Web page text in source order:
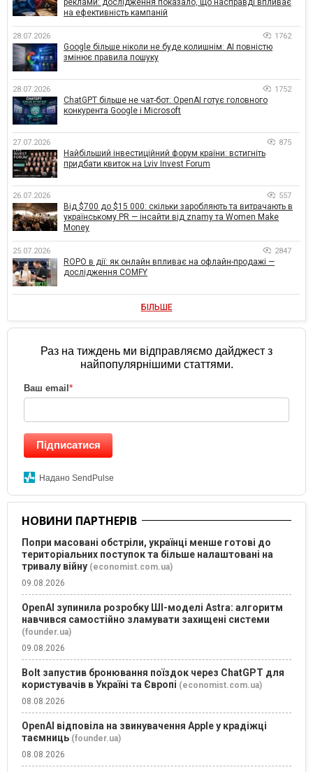
на ефективність кампаній
28.07.2026 1762
Google більше ніколи не буде колишнім: AI повністю
змінює правила пошуку
28.07.2026 1752
ChatGPT більше не чат-бот: OpenAI готує головного
конкурента Google і Microsoft
27.07.2026 875
Найбільший інвестиційний форум країни: встигніть
придбати квиток на Lviv Invest Forum
26.07.2026 557
Від $700 до $15 000: скільки заробляють та витрачають в
українському PR — інсайти від znamy та Women Make
Money
25.07.2026 2847
ROPO в дії: як онлайн впливає на офлайн-продажі —
дослідження COMFY
БІЛЬШЕ
Раз на тиждень ми відправляємо дайджест з
найпопулярнішими статтями.
Ваш email*
Підписатися
Надано SendPulse
НОВИНИ ПАРТНЕРІВ
Попри масовані обстріли, українці менше готові до
територіальних поступок та більше налаштовані на
тривалу війну (economist.com.ua)
09.08.2026
OpenAI зупинила розробку ШІ-моделі Astra: алгоритм
навчився самостійно зламувати захищені системи
(founder.ua)
09.08.2026
Bolt запустив бронювання поїздок через ChatGPT для
користувачів в Україні та Європі (economist.com.ua)
08.08.2026
OpenAI відповіла на звинувачення Apple у крадіжці
таємниць (founder.ua)
08.08.2026